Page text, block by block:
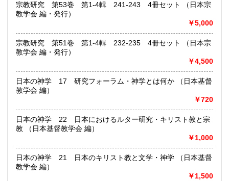
北海道本・思想哲学・人文書を中心に専門書を積極的に買取
をしております。店頭での買取のほか、札幌市内は出張買取
いたします。市外、道外の方はご相談ください。まずはお気
へご連絡下さい。
哲学宗教、歴史、社会科学、自然科学、美術工芸、国語国
文、趣味
宗教研究 第53巻 第1-4輯 241-243 4冊セット （日本宗
教学会 編・発行）
￥5,000
宗教研究 第51巻 第1-4輯 232-235 4冊セット （日本宗
教学会 編・発行）
￥4,500
日本の神学 17 研究フォーラム・神学とは何か （日本基督
教学会 編）
￥720
日本の神学 22 日本におけるルター研究・キリスト教と宗
教 （日本基督教学会 編）
￥1,000
日本の神学 21 日本のキリスト教と文学・神学 （日本基督
教学会 編）
￥1,500